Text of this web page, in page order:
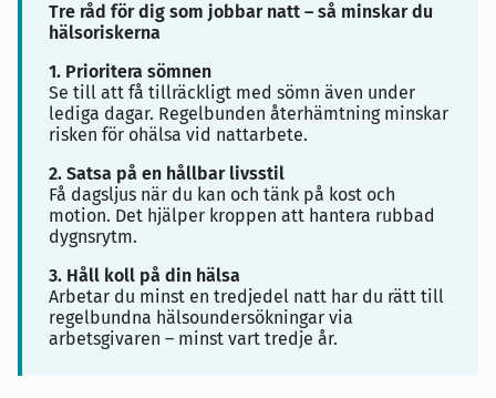
Tre råd för dig som jobbar natt – så minskar du
hälsoriskerna
1. Prioritera sömnen
Se till att få tillräckligt med sömn även under
lediga dagar. Regelbunden återhämtning minskar
risken för ohälsa vid nattarbete.
2. Satsa på en hållbar livsstil
Få dagsljus när du kan och tänk på kost och
motion. Det hjälper kroppen att hantera rubbad
dygnsrytm.
3. Håll koll på din hälsa
Arbetar du minst en tredjedel natt har du rätt till
regelbundna hälsoundersökningar via
arbetsgivaren – minst vart tredje år.